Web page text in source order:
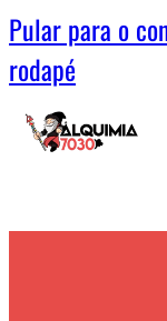
Pular para o
rodapé